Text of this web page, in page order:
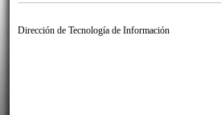
Dirección de Tecnología de Información